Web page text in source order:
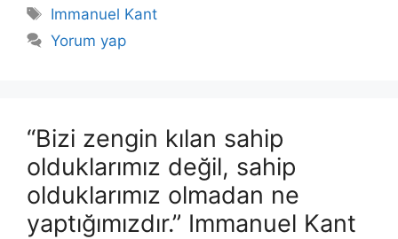
Etiketler
Immanuel Kant
Yorum yap
“Bizi zengin kılan sahip
olduklarımız değil, sahip
olduklarımız olmadan ne
yaptığımızdır.” Immanuel Kant